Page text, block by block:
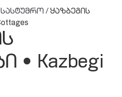
სასტუმრო / ყაზბეგის
• Kazbegi